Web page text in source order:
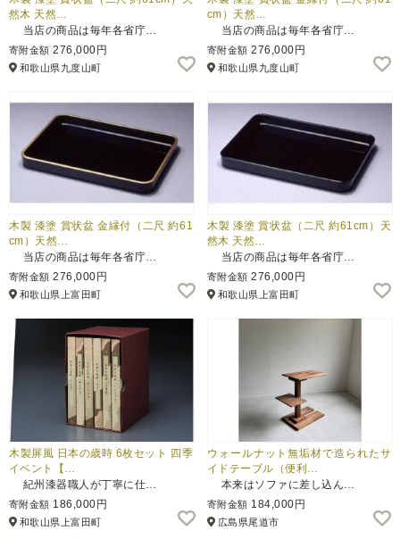
然木 天然…
当店の商品は毎年各省庁…
寄附金額 276,000円
和歌山県九度山町
cm）天然…
当店の商品は毎年各省庁…
寄附金額 276,000円
和歌山県九度山町
木製 漆塗 賞状盆 金縁付（二尺 約61
cm）天然…
当店の商品は毎年各省庁…
寄附金額 276,000円
和歌山県上富田町
木製 漆塗 賞状盆（二尺 約61cm）天
然木 天然…
当店の商品は毎年各省庁…
寄附金額 276,000円
和歌山県上富田町
木製屏風 日本の歳時 6枚セット 四季
イベント【…
紀州漆器職人が丁寧に仕…
寄附金額 186,000円
和歌山県上富田町
ウォールナット無垢材で造られたサ
イドテーブル（便利…
本来はソファに差し込ん…
寄附金額 184,000円
広島県尾道市